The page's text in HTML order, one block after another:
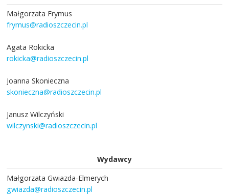
Małgorzata Frymus
frymus@radioszczecin.pl
Agata Rokicka
rokicka@radioszczecin.pl
Joanna Skonieczna
skonieczna@radioszczecin.pl
Janusz Wilczyński
wilczynski@radioszczecin.pl
Wydawcy
Małgorzata Gwiazda-Elmerych
gwiazda@radioszczecin.pl